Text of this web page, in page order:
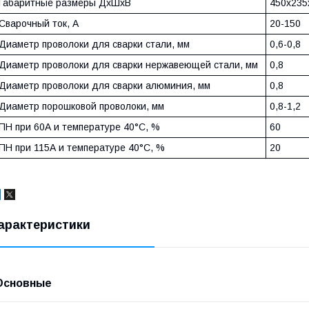
размеры ДхШхВ
ток, А
20-150
проволоки для сварки стали, мм
0,6-0,8
проволоки для сварки нержавеющей стали, мм
0,8
проволоки для сварки алюминия, мм
0,8
порошковой проволоки, мм
0,8-1,2
при 60А и температуре 40°С, %
60
при 115А и температуре 40°С, %
20